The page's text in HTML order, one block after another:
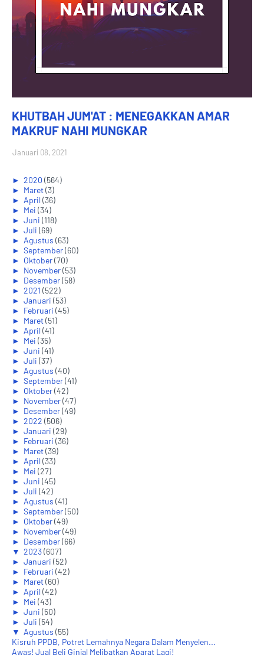
KHUTBAH JUM'AT : MENEGAKKAN AMAR
MAKRUF NAHI MUNGKAR
Januari 08, 2021
► 2020 (564)
► Maret(3)
► April(36)
► Mei (34)
► Juni (118)
► Juli (69)
► Agustus (63)
► September(60)
► Oktober(70)
► November(53)
► Desember(58)
► 2021 (522)
► Januari (53)
► Februari (45)
► Maret(51)
► April(41)
► Mei (35)
► Juni (41)
► Juli (37)
► Agustus (40)
► September(41)
► Oktober(42)
► November(47)
► Desember(49)
► 2022 (506)
► Januari (29)
► Februari (36)
► Maret(39)
► April(33)
► Mei (27)
► Juni (45)
► Juli (42)
► Agustus (41)
► September(50)
► Oktober(49)
► November(49)
► Desember(66)
▼ 2023(607)
► Januari (52)
► Februari (42)
► Maret(60)
► April(42)
► Mei (43)
► Juni (50)
► Juli (54)
▼ Agustus (55)
Kisruh PPDB, Potret Lemahnya Negara Dalam Menyelen...
Awas! Jual Beli Ginjal Melibatkan Aparat Lagi!